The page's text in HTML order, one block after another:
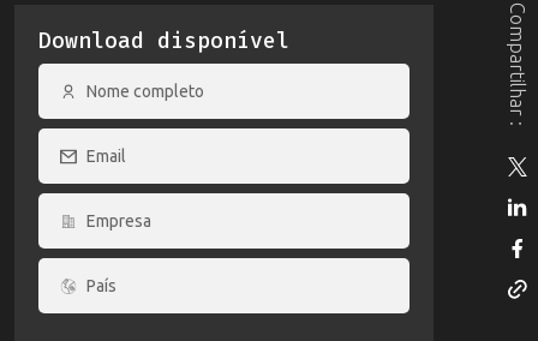
Download disponível Compartilhar :